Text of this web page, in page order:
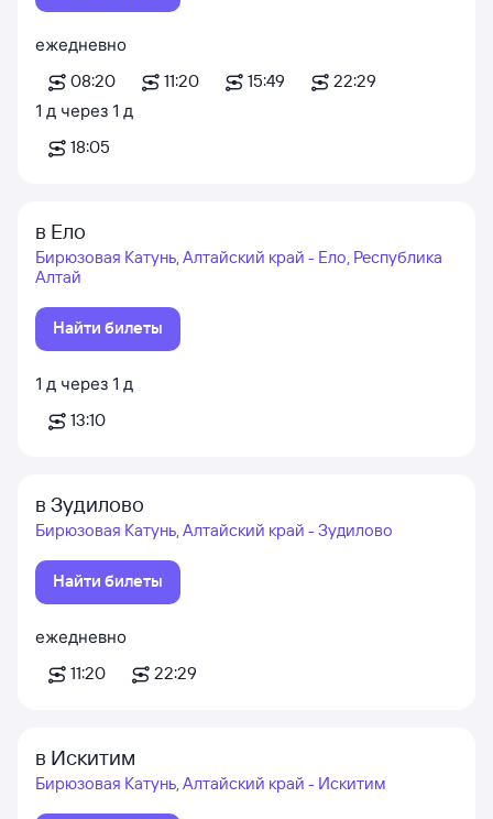
ежедневно
08:20
11:20 15:49
22:29
1 д через 1 д
18:05
в Ело
Бирюзовая Катунь, Алтайский край - Ело, Республика
Алтай
Найти билеты
1 д через 1 д
13:10
в Зудилово
Бирюзовая Катунь, Алтайский край - Зудилово
Найти билеты
ежедневно
11:20
22:29
в Искитим
Бирюзовая Катунь, Алтайский край - Искитим